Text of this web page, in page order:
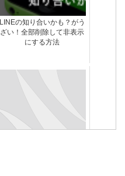
LINE ID何にしようかな…迷
LINEの知り合いかも？がう
ざい！全部削除して非表示
にする方法